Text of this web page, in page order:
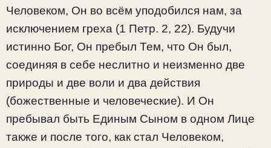
Человеком, Он во всём уподобился нам, за
исключением греха (1 Петр. 2, 22). Будучи
истинно Бог, Он пребыл Тем, что Он был,
соединяя в себе неслитно и неизменно две
природы и две воли и два действия
(божественные и человеческие). И Он
пребывал быть Единым Сыном в одном Лице
также и после того, как стал Человеком,